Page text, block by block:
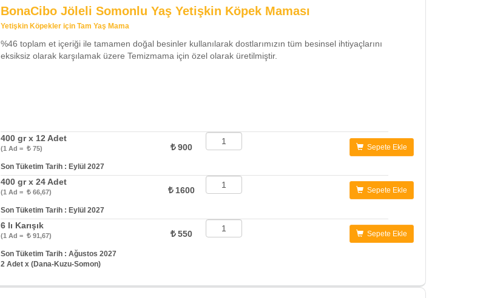
BonaCibo Jöleli Somonlu Yaş Yetişkin Köpek Maması
Yetişkin Köpekler için Tam Yaş Mama
%46 toplam et içeriği ile tamamen doğal besinler kullanılarak dostlarımızın tüm besinsel ihtiyaçlarını
eksiksiz olarak karşılamak üzere Temizmama için özel olarak üretilmiştir.
400 gr x 12 Adet
(1 Ad = 75) 900 Sepete Ekle
Son Tüketim Tarih : Eylül 2027
400 gr x 24 Adet
(1 Ad = 66,67) 1600 Sepete Ekle
Son Tüketim Tarih : Eylül 2027
6 lı Karışık
(1 Ad = 91,67) 550 Sepete Ekle
Son Tüketim Tarih : Ağustos 2027
2 Adet x (Dana-Kuzu-Somon)